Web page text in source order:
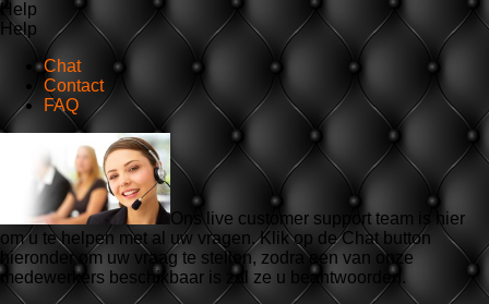
Help
Help
Chat
Contact
FAQ
Ons live customer support team is hier
om u te helpen met al uw vragen. Klik op de Chat button
hieronder om uw vraag te stellen, zodra een van onze
medewerkers beschikbaar is zal ze u beantwoorden.